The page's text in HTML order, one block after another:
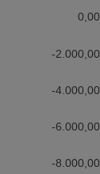
-8.000,00
-6.000,00
-4.000,00
-2.000,00
0,00